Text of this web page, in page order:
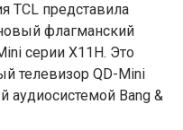
TCL представила
флагманский
серии X11H. Это
телевизор QD-Mini
аудиосистемой Bang &